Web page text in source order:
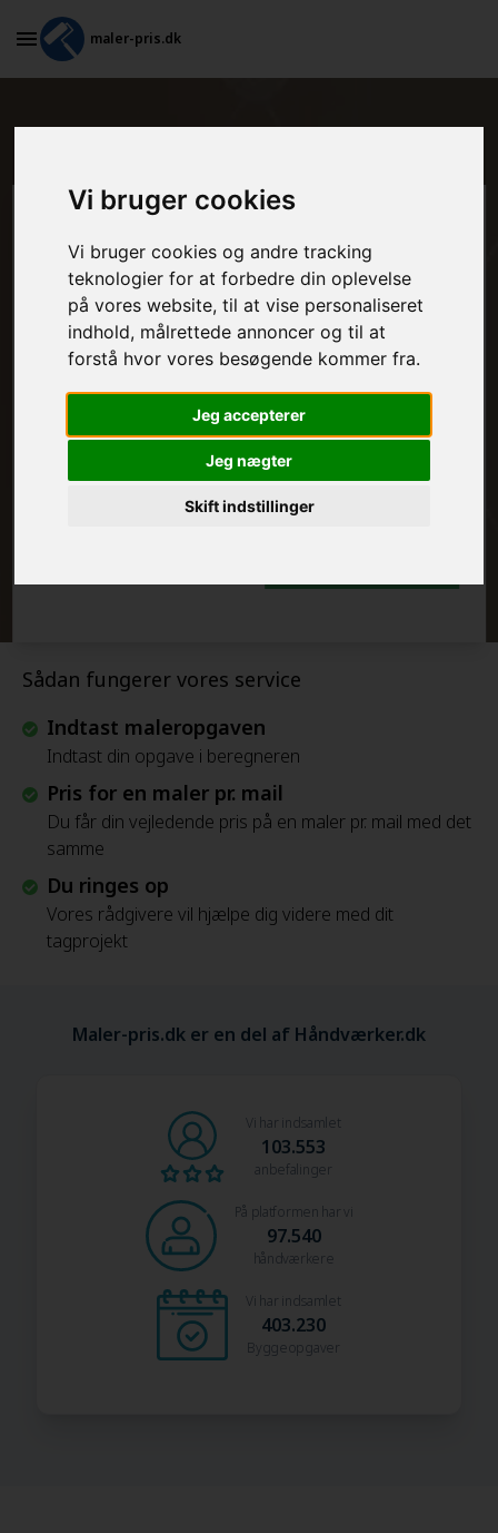
Vi bruger cookies
Vi bruger cookies og andre tracking
teknologier for at forbedre din oplevelse
på vores website, til at vise personaliseret
indhold, målrettede annoncer og til at
forstå hvor vores besøgende kommer fra.
Jeg accepterer
Jeg nægter
Skift indstillinger
maler-pris.dk
Sådan fungerer vores service
Indtast maleropgaven
Indtast din opgave i beregneren
Pris for en maler pr. mail
Du får din vejledende pris på en maler pr. mail med det
samme
Du ringes op
Vores rådgivere vil hjælpe dig videre med dit
tagprojekt
MALEROPGAVER - INDVENDIGT:
MALEROPGAVER - UDVENDIGT:
FRAFLYTNINGSPAKKE:
Maler-pris.dk er en del af Håndværker.dk
Vi har indsamlet
103.553
anbefalinger
På platformen har vi
97.540
håndværkere
Vi har indsamlet
403.230
Byggeopgaver